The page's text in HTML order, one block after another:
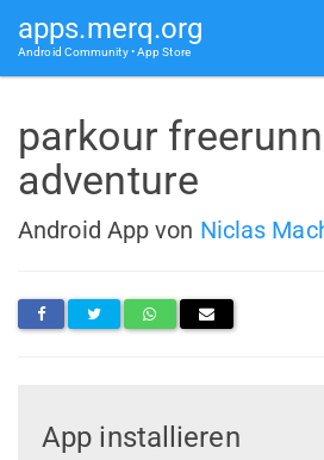
apps.merq.org
Android Community • App Store
parkour
adventure
Android App von Niclas
App installieren